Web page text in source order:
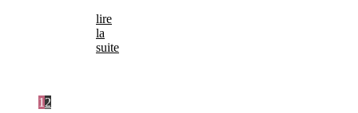
lire
la
suite
1 2